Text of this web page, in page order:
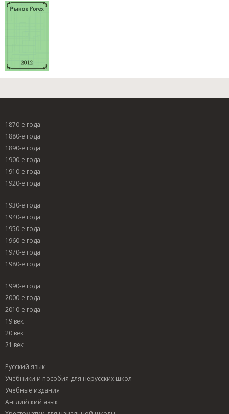
1870-е года
1880-е года
1890-е года
1900-е года
1910-е года
1920-е года
1930-е года
1940-е года
1950-е года
1960-е года
1970-е года
1980-е года
1990-е года
2000-е года
2010-е года
19 век
20 век
21 век
Русский язык
Учебники и пособия для нерусских школ
Учебные издания
Английский язык